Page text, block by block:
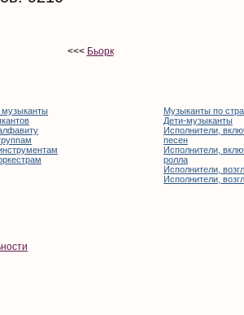
<<< Бьорк
Музыканты по
Дети-музыканты
Исполнители,
песен
Исполнители,
ролла
Исполнители,
Исполнители,